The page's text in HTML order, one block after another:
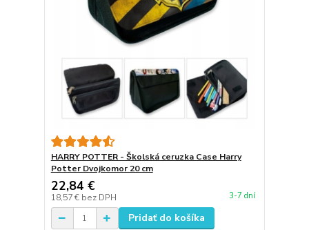
HARRY POTTER - Školská ceruzka Case Harry
Potter Dvojkomor 20 cm
22,84 €
18,57 € bez DPH 3-7 dní
Pridať do košíka